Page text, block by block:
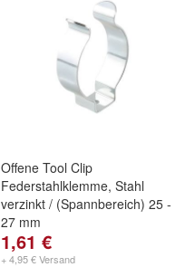
Offene Tool Clip
Federstahlklemme, Stahl
verzinkt / (Spannbereich) 25 -
27 mm
1,61 €
+ 4,95 € Versand